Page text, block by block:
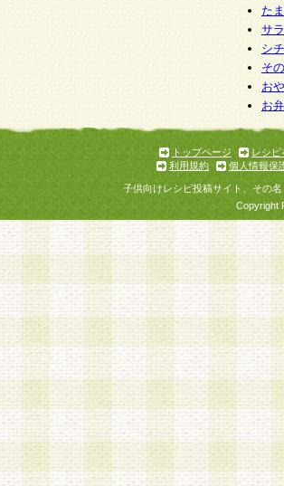
た
サ
シ
そ
お
お
トップページ
レシピ
利用規約
個人情報保
子供向けレシピ投稿サイト、その
Copyright